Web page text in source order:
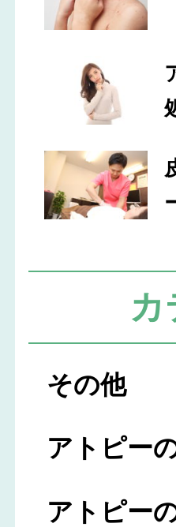
カ
その他
アトピー
アトピー